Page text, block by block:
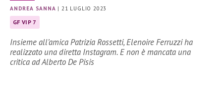
ANDREA SANNA |21 LUGLIO 2023
GF VIP 7
Insieme all’amica Patrizia Rossetti, Elenoire Ferruzzi ha
realizzato una diretta Instagram. E non è mancata una
critica ad Alberto De Pisis